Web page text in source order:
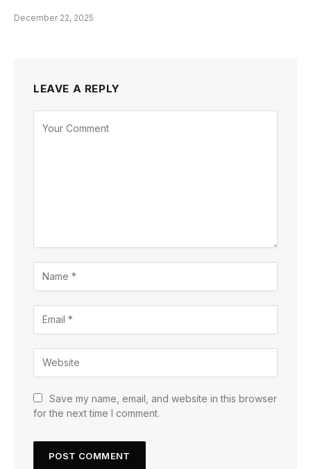
December 22, 2025
LEAVE A REPLY
Save my name, email, and website in this browser
for the next time I comment.